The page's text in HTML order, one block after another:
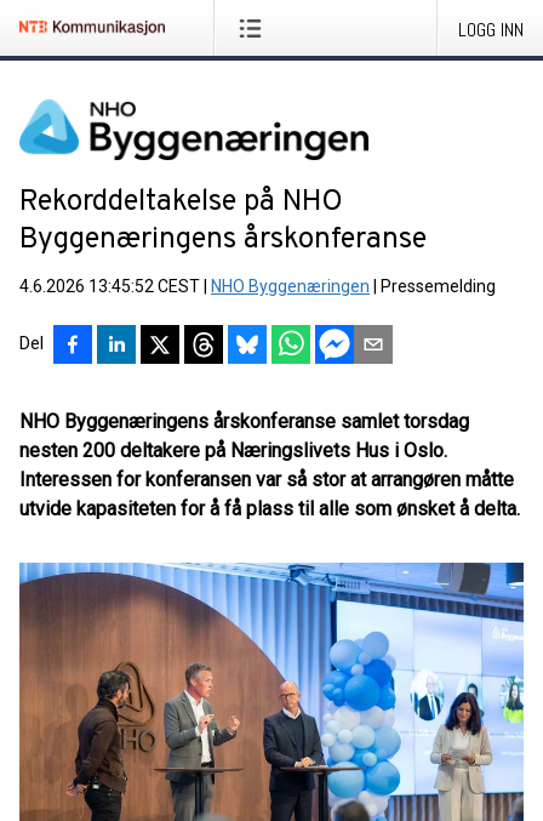
LOGG INN
Rekorddeltakelse på NHO
Byggenæringens årskonferanse
4.6.2026 13:45:52 CEST NHO Byggenæringen Pressemelding
Del
NHO Byggenæringens årskonferanse samlet torsdag
nesten 200 deltakere på Næringslivets Hus i Oslo.
Interessen for konferansen var så stor at arrangøren måtte
utvide kapasiteten for å få plass til alle som ønsket å delta.